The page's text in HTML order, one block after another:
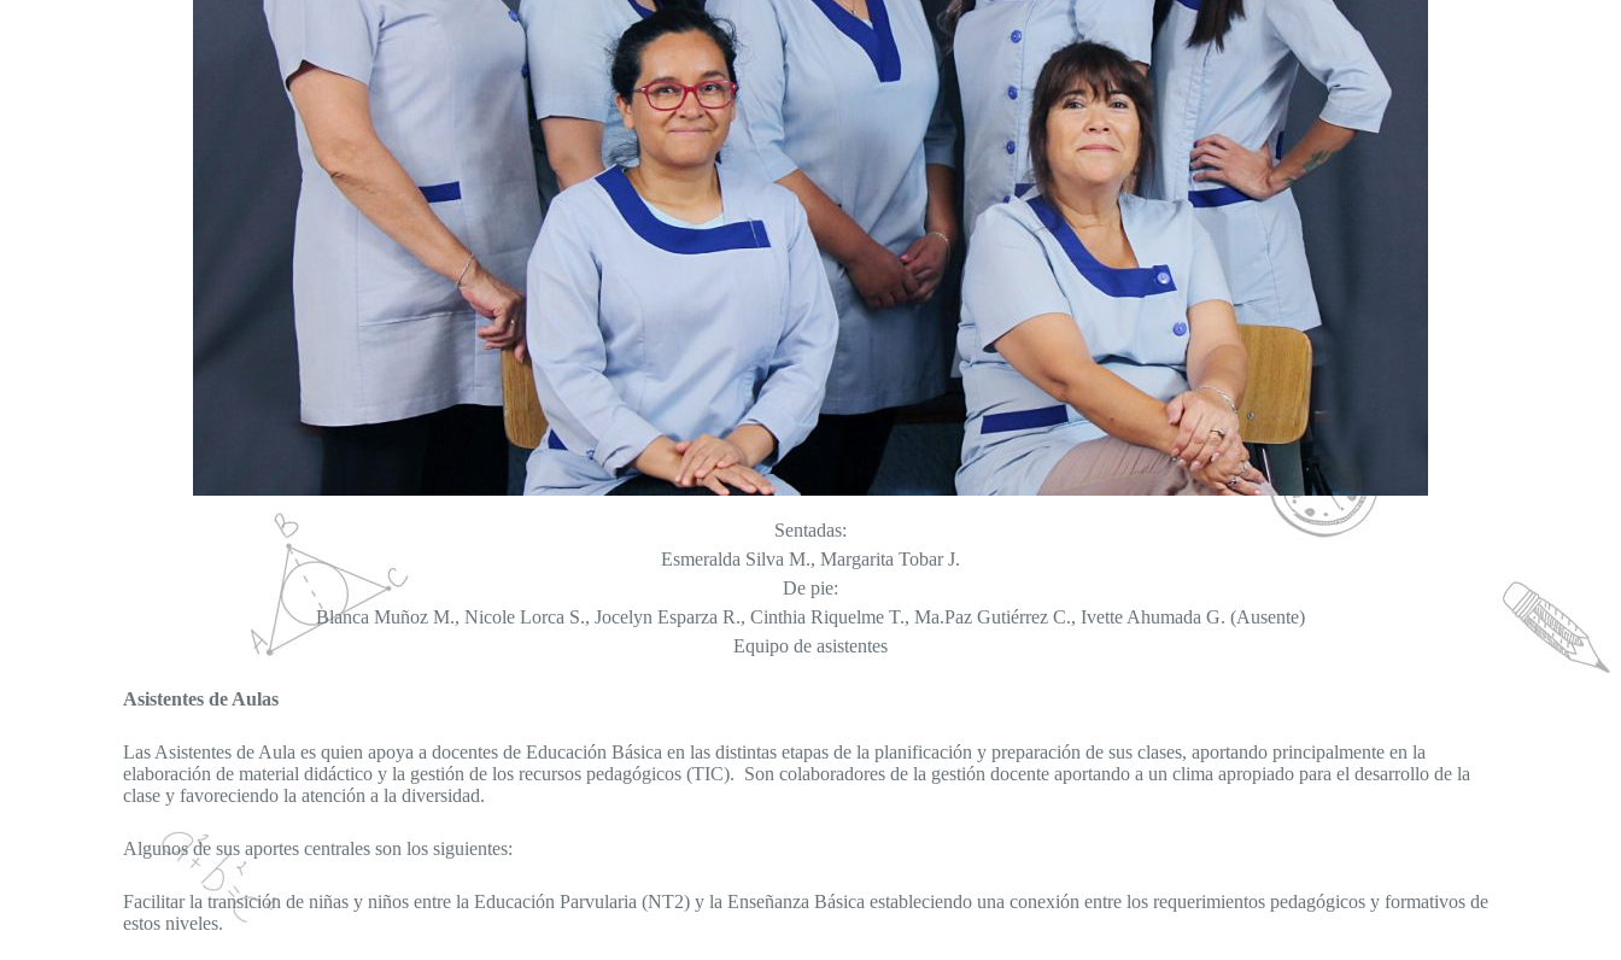
Sentadas:
Esmeralda Silva M., Margarita Tobar J.
De pie:
Blanca Muñoz M., Nicole Lorca S., Jocelyn Esparza R., Cinthia Riquelme T., Ma.Paz Gutiérrez C., Ivette Ahumada G. (Ausente)
Equipo de asistentes
Asistentes de Aulas
Las Asistentes de Aula es quien apoya a docentes de Educación Básica en las distintas etapas de la planificación y preparación de sus clases, aportando principalmente en la
elaboración de material didáctico y la gestión de los recursos pedagógicos (TIC). Son colaboradores de la gestión docente aportando a un clima apropiado para el desarrollo de la
clase y favoreciendo la atención a la diversidad.
Algunos de sus aportes centrales son los siguientes:
Facilitar la transición de niñas y niños entre la Educación Parvularia (NT2) y la Enseñanza Básica estableciendo una conexión entre los requerimientos pedagógicos y formativos de
estos niveles.